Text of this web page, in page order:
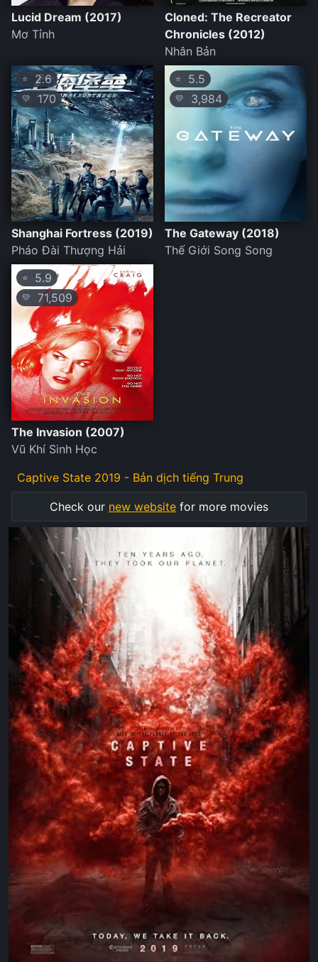
Lucid Dream (2017)
Mơ Tỉnh
Cloned: The Recreator
Chronicles (2012)
Nhân Bản
⭐ 2.6
💛 170
Shanghai Fortress (2019)
Pháo Đài Thượng Hải
⭐ 5.5
💛 3,984
The Gateway (2018)
Thế Giới Song Song
⭐ 5.9
💛 71,509
The Invasion (2007)
Vũ Khí Sinh Học
Captive State 2019 - Bản dịch tiếng Trung
Check our new website for more movies